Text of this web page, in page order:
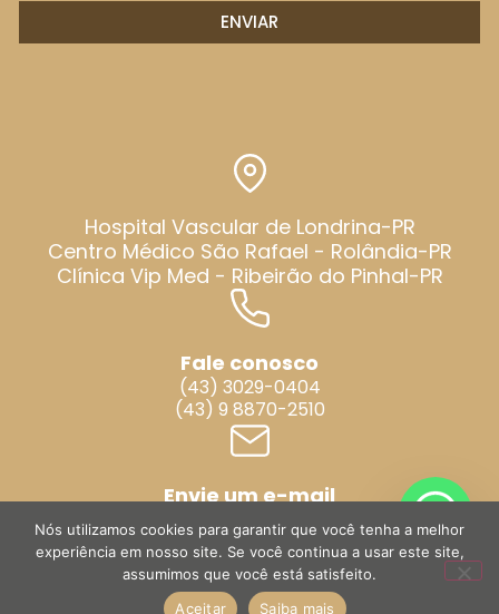
ENVIAR
Hospital Vascular de Londrina-PR
Centro Médico São Rafael - Rolândia-PR
Clínica Vip Med - Ribeirão do Pinhal-PR
Fale conosco
(43) 3029-0404
(43) 9 8870-2510
Envie um e-mail
contato@dragabrielavascular.com.br
© 2026 - Todos os direitos reservados. Site desenvolvido por
Nós utilizamos cookies para garantir que você tenha a melhor
experiência em nosso site. Se você continua a usar este site,
assumimos que você está satisfeito.
Aceitar
Saiba mais